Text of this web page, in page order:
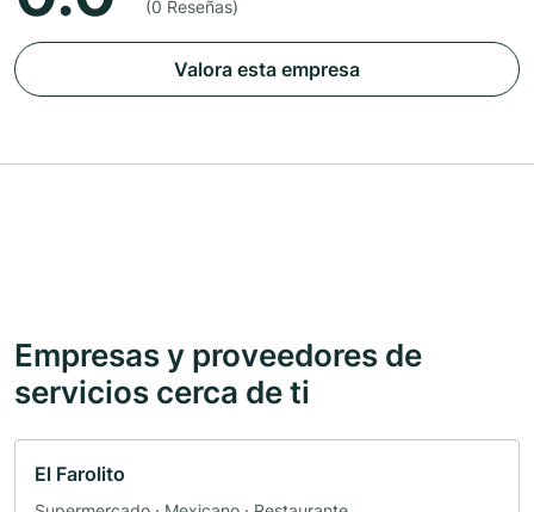
(0 Reseñas)
Valora esta empresa
Empresas y proveedores de
servicios cerca de ti
El Farolito